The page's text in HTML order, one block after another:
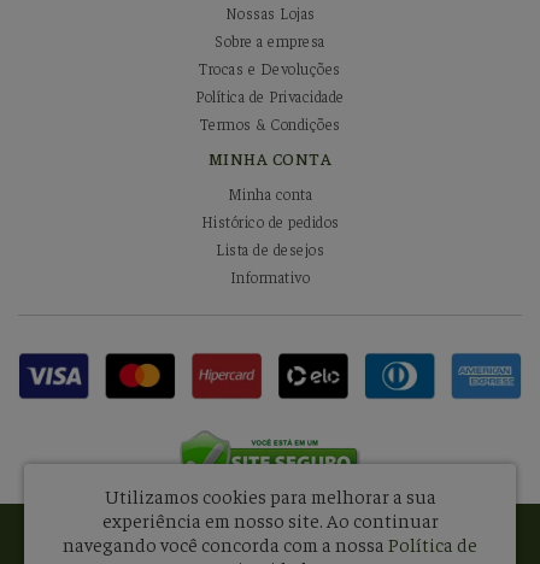
Nossas Lojas
Sobre a empresa
Trocas e Devoluções
Política de Privacidade
Termos & Condições
MINHA CONTA
Minha conta
Histórico de pedidos
Lista de desejos
Informativo
Pissani Indústria e Comércio de Alimentos Ltda - CNPJ: 08.581.434/0001-34
Fábrica - Rua Francisco Otaviano, 71 - Mooca - São Paulo / SP - CEP: 03111-020
Utilizamos cookies para melhorar a sua
experiência em nosso site. Ao continuar
navegando você concorda com a nossa Política de